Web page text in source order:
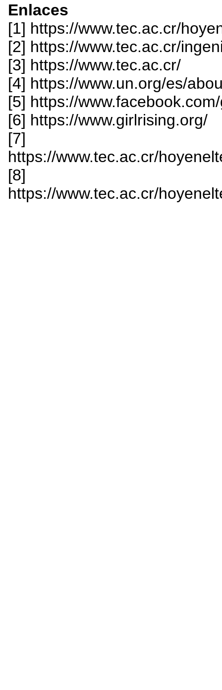
Enlaces
[1] https://www.tec.ac.cr/
[2] https://www.tec.ac.cr/
[3] https://www.tec.ac.cr/
[4] https://www.un.org/es/
[5] https://
[6] https://www.girlrising.org/
[7]
https://www.tec.ac.cr/
[8]
https://www.tec.ac.cr/